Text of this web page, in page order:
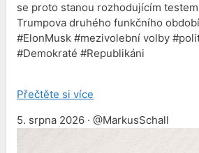
se proto stanou rozhodujícím
Trumpova druhého funkčního
#ElonMusk #mezivolební volby
#Demokraté #Republikáni
Přečtěte si více
5. srpna 2026 · @MarkusSchall